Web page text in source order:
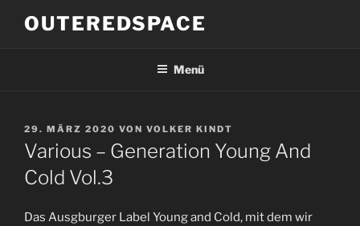
InhaltOUTEREDSPACE
Menü
VERÖFFENTLICHT
AM
29. MÄRZ 2020 VON VOLKER KINDT
Various – Generation Young And
Cold Vol​.​3
Das Ausgburger Label Young and Cold, mit dem wir